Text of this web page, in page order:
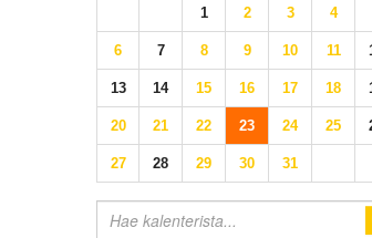
1 2 3 4
6 7 8 9 10 11
13 14 15 16 17 18
20 21 22 23 24 25
27 28 29 30 31